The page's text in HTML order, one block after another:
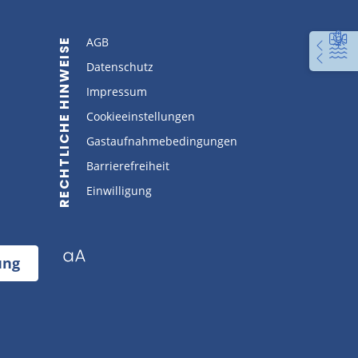
RECHTLICHE HINWEISE
AGB
Datenschutz
Impressum
Cookieeinstellungen
Gastaufnahmebedingungen
Barrierefreiheit
Einwilligung